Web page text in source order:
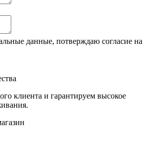
данные, потверждаю согласие на
клиента и гарантируем высокое